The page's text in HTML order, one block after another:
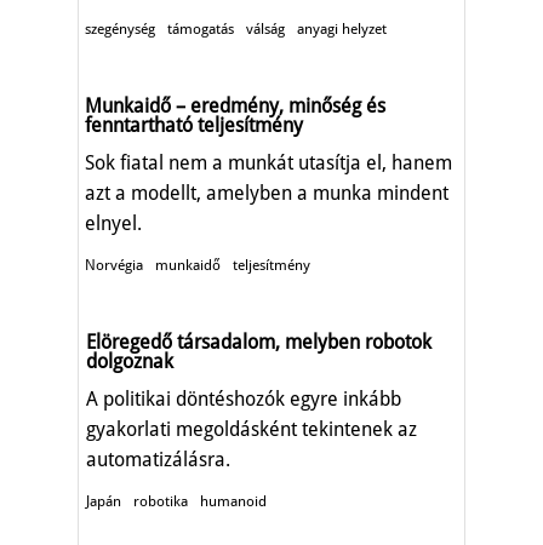
szegénység támogatás válság anyagi helyzet
Munkaidő – eredmény, minőség és
fenntartható teljesítmény
Sok fiatal nem a munkát utasítja el, hanem
azt a modellt, amelyben a munka mindent
elnyel.
Norvégia munkaidő teljesítmény
Elöregedő társadalom, melyben robotok
dolgoznak
A politikai döntéshozók egyre inkább
gyakorlati megoldásként tekintenek az
automatizálásra.
Japán robotika humanoid